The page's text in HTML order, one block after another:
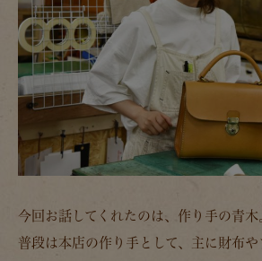
今回お話してくれたのは、作り手の青木
普段は本店の作り手として、主に財布